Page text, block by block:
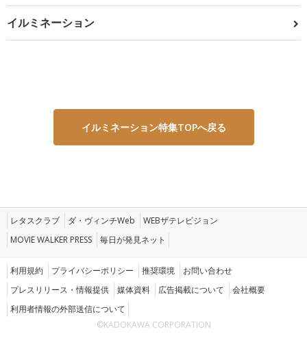
イルミネーション
イルミネーション特集TOPへ戻る
レタスクラブ ダ・ヴィンチWeb
WEBザテレビジョン
MOVIE WALKER PRESS
毎日が発見ネット
利用規約 プライバシーポリシー 推奨環境
お問い合わせ
プレスリリース・情報提供
媒体資料 広告掲載について
会社概要
利用者情報の外部送信について
©KADOKAWA CORPORATION